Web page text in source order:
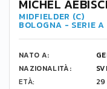
MICHEL
MIDFIELDER (C)
BOLOGNA - SERIE
NATO A:
NAZIONALITÀ:
ETÀ:
29